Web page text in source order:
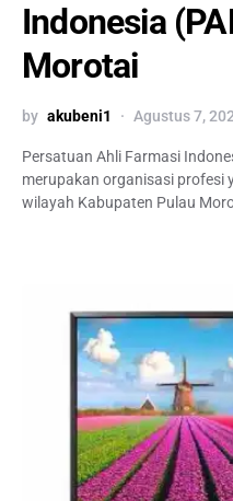
Indonesia
Morotai
by akubeni1 Agustus 7,
Persatuan Ahli Farmasi
merupakan organisasi profesi
wilayah Kabupaten Pulau